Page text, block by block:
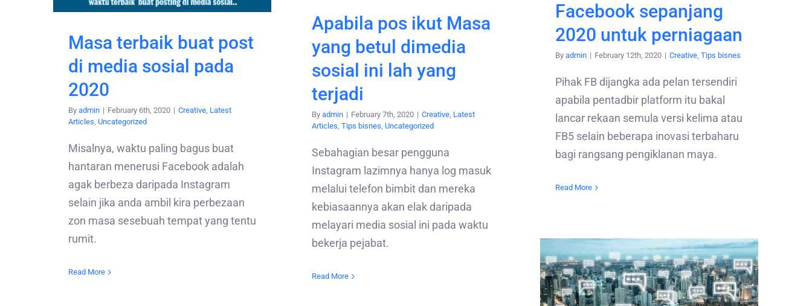
Facebook sepanjang
2020 untuk perniagaan
By admin | February 12th, 2020 | Creative, Tips bisnes
Pihak FB dijangka ada pelan tersendiri
apabila pentadbir platform itu bakal
lancar rekaan semula versi kelima atau
FB5 selain beberapa inovasi terbaharu
bagi rangsang pengiklanan maya.
Read More
Apabila pos ikut Masa
yang betul dimedia
sosial ini lah yang
terjadi
By admin | February 7th, 2020 | Creative, Latest
Articles, Tips bisnes, Uncategorized
Sebahagian besar pengguna
Instagram lazimnya hanya log masuk
melalui telefon bimbit dan mereka
kebiasaannya akan elak daripada
melayari media sosial ini pada waktu
bekerja pejabat.
Read More
Masa terbaik buat post
di media sosial pada
2020
By admin | February 6th, 2020 | Creative, Latest
Articles, Uncategorized
Misalnya, waktu paling bagus buat
hantaran menerusi Facebook adalah
agak berbeza daripada Instagram
selain jika anda ambil kira perbezaan
zon masa sesebuah tempat yang tentu
rumit.
Read More